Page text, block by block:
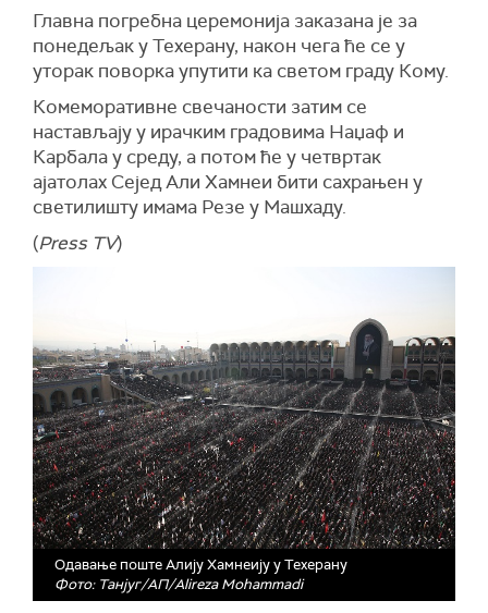
Главна погребна церемонија заказана је за
понедељак у Техерану, након чега ће се у
уторак поворка упутити ка светом граду Кому.
Комеморативне свечаности затим се
настављају у ирачким градовима Наџаф и
Карбала у среду, а потом ће у четвртак
ајатолах Сејед Али Хамнеи бити сахрањен у
светилишту имама Резе у Машхаду.
(Press TV)
Одавање поште Алију Хамнеију у Техерану
Фото: Танјуг/АП/Alireza Mohammadi